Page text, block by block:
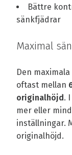
Bättre
sänkfjädrar
Maximal
Den
oftast mellan
originalhöjd .
mer eller
inställningar.
originalhöjd.